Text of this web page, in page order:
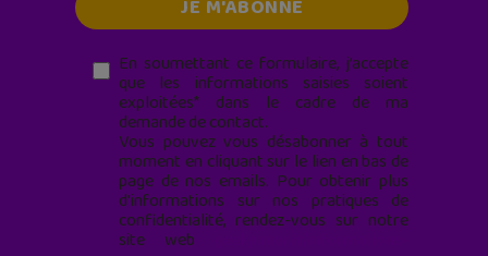
En soumettant ce formulaire, j’accepte
que les informations saisies soient
exploitées* dans le cadre de ma
demande de contact.
Vous pouvez vous désabonner à tout
moment en cliquant sur le lien en bas de
page de nos emails. Pour obtenir plus
d'informations sur nos pratiques de
confidentialité, rendez-vous sur notre
site web